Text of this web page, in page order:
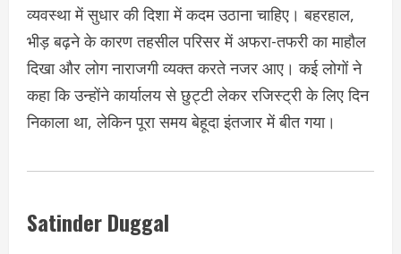
व्यवस्था में सुधार की दिशा में कदम उठाना चाहिए। बहरहाल,
भीड़ बढ़ने के कारण तहसील परिसर में अफरा-तफरी का माहौल
दिखा और लोग नाराजगी व्यक्त करते नजर आए। कई लोगों ने
कहा कि उन्होंने कार्यालय से छुट्टी लेकर रजिस्ट्री के लिए दिन
निकाला था, लेकिन पूरा समय बेहूदा इंतजार में बीत गया।
Satinder Duggal